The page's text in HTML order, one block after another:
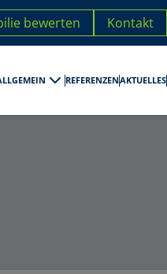
bewerten Kontakt
REFERENZENAKTUELLES